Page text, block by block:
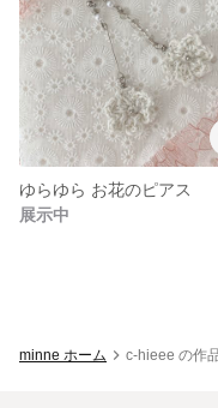
ゆらゆら お花のピアス
展示中
minne ホーム c-hieee の作